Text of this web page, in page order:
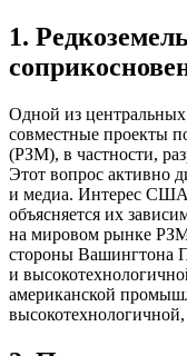
1.
Одной из центральных
совместные проекты
(РЗМ), в частности,
Этот вопрос активно
и медиа. Интерес США
объясняется их
на мировом рынке
стороны Вашингтона
и
американской
высокотехнологичной,